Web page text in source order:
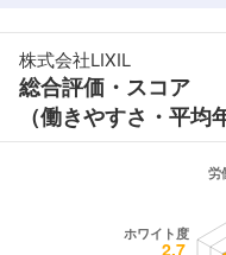
株式会社LIXIL
総合評価・スコア
（働きやすさ・平均